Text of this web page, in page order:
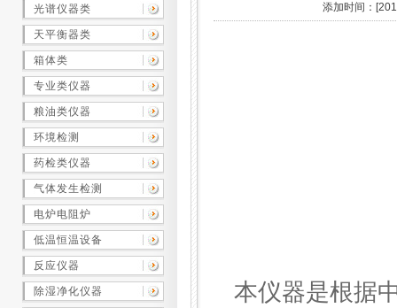
光谱仪器类
天平衡器类
箱体类
专业类仪器
粮油类仪器
环境检测
药检类仪器
气体发生检测
电炉电阻炉
低温恒温设备
反应仪器
除湿净化仪器
添加时间：
本仪器是根据